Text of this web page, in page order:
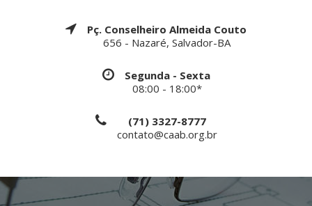
Pç. Conselheiro Almeida Couto
656 - Nazaré, Salvador-BA
Segunda - Sexta
08:00 - 18:00*
(71) 3327-8777
contato@caab.org.br